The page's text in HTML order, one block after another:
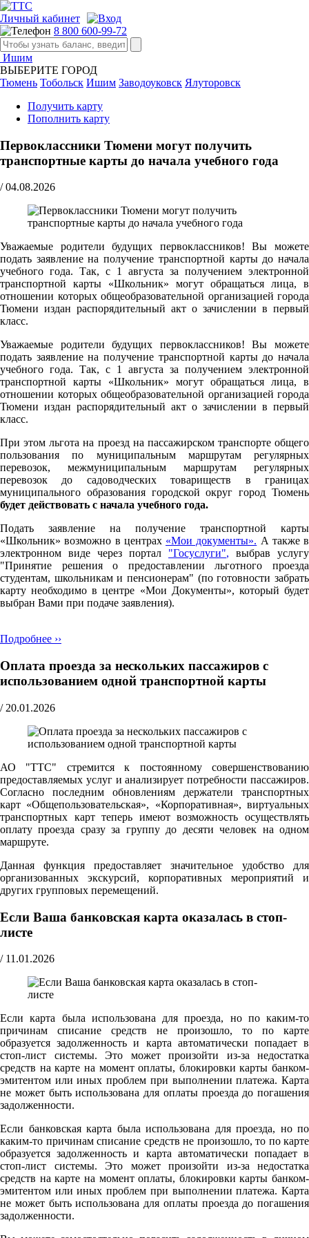
Личный кабинет
8 800 600-99-72
Ишим
ВЫБЕРИТЕ ГОРОД
Тюмень Тобольск Ишим Заводоуковск Ялуторовск
Получить карту
Пополнить карту
Первоклассники Тюмени могут получить
транспортные карты до начала учебного года
/ 04.08.2026
Уважаемые родители будущих первоклассников! Вы можете
подать заявление на получение транспортной карты до начала
учебного года. Так, с 1 августа за получением электронной
транспортной карты «Школьник» могут обращаться лица, в
отношении которых общеобразовательной организацией города
Тюмени издан распорядительный акт о зачислении в первый
класс.
Уважаемые родители будущих первоклассников! Вы можете
подать заявление на получение транспортной карты до начала
учебного года. Так, с 1 августа за получением электронной
транспортной карты «Школьник» могут обращаться лица, в
отношении которых общеобразовательной организацией города
Тюмени издан распорядительный акт о зачислении в первый
класс.
При этом льгота на проезд на пассажирском транспорте общего
пользования по муниципальным маршрутам регулярных
перевозок, межмуниципальным маршрутам регулярных
перевозок до садоводческих товариществ в границах
муниципального образования городской округ город Тюмень
будет действовать с начала учебного года.
Подать заявление на получение транспортной карты
«Школьник» возможно в центрах «Мои документы». А также в
электронном виде через портал "Госуслуги", выбрав услугу
"Принятие решения о предоставлении льготного проезда
студентам, школьникам и пенсионерам" (по готовности забрать
карту необходимо в центре «Мои Документы», который будет
выбран Вами при подаче заявления).
Подробнее ››
Оплата проезда за нескольких пассажиров с
использованием одной транспортной карты
/ 20.01.2026
АО "ТТС" стремится к постоянному совершенствованию
предоставляемых услуг и анализирует потребности пассажиров.
Согласно последним обновлениям держатели транспортных
карт «Общепользовательская», «Корпоративная», виртуальных
транспортных карт теперь имеют возможность осуществлять
оплату проезда сразу за группу до десяти человек на одном
маршруте.
Данная функция предоставляет значительное удобство для
организованных экскурсий, корпоративных мероприятий и
других групповых перемещений.
Если Ваша банковская карта оказалась в стоп-
листе
/ 11.01.2026
Если карта была использована для проезда, но по каким-то
причинам списание средств не произошло, то по карте
образуется задолженность и карта автоматически попадает в
стоп-лист системы. Это может произойти из-за недостатка
средств на карте на момент оплаты, блокировки карты банком-
эмитентом или иных проблем при выполнении платежа. Карта
не может быть использована для оплаты проезда до погашения
задолженности.
Если банковская карта была использована для проезда, но по
каким-то причинам списание средств не произошло, то по карте
образуется задолженность и карта автоматически попадает в
стоп-лист системы. Это может произойти из-за недостатка
средств на карте на момент оплаты, блокировки карты банком-
эмитентом или иных проблем при выполнении платежа. Карта
не может быть использована для оплаты проезда до погашения
задолженности.